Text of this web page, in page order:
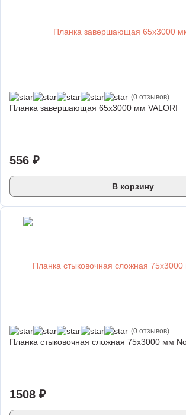
(0 отзывов)
Планка завершающая 65х3000 мм VALORI
556 ₽
В корзину
(0 отзывов)
Планка стыковочная сложная 75х3000 мм
1508 ₽